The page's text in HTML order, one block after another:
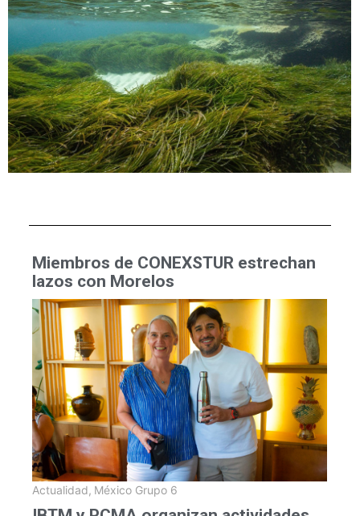
Miembros de CONEXSTUR estrechan
lazos con Morelos
Actualidad, México Grupo 6